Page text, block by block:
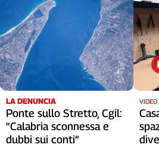
LA DENUNCIA
Ponte sullo Stretto, Cgil:
“Calabria sconnessa e
dubbi sui conti”
VIDEO